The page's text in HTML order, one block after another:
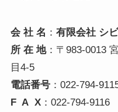
会 社 名 ： 有限会社 シ
所 在 地：〒983-0013
目4-5
電話番号：022-794-
F A X：022-794-9116